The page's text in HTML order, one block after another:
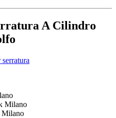
A Cilindro
Milano
Milano